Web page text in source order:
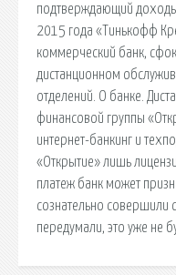
подтверждающий
2015 года «Тинькофф
коммерческий банк,
дистанционном
отделений. О банке.
финансовой группы
интернет-банкинг и
«Открытие» лишь
платеж банк может
сознательно совершили
передумали, это уже не